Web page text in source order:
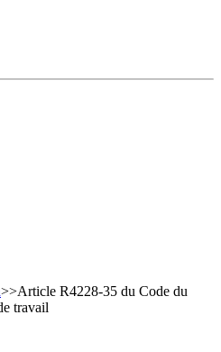
>>Article R4228-35 du Code du
travail